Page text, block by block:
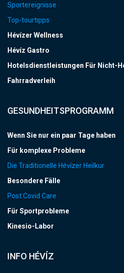
Sportereignisse
Top-tourtipps
Hévízer Wellness
Hévíz Gastro
Hotelsdienstleistungen Für Nicht-
Fahrradverleih
GESUNDHEITSPROGRAMM
Wenn Sie nur ein paar Tage haben
Für komplexe Probleme
Die Traditionelle Hévízer Heilkur
Besondere Fälle
Post Covid Care
Für Sportprobleme
Kinesio-Labor
INFO HÉVÍZ